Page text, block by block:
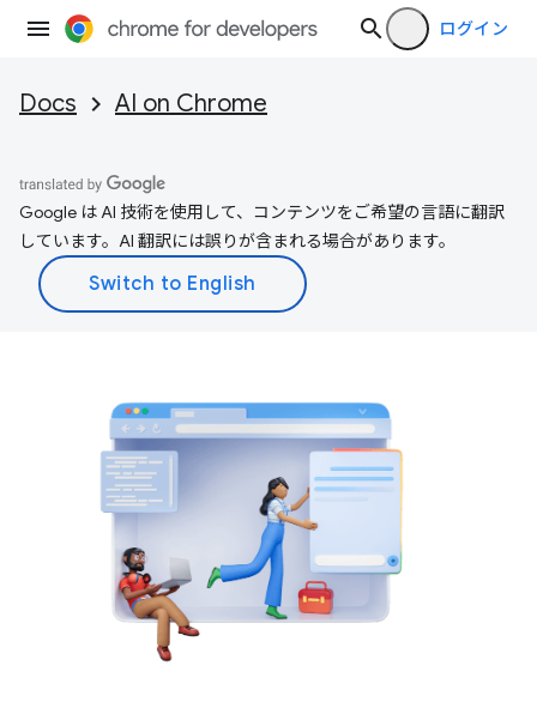
ログイン
Docs AI on Chrome
Google は AI 技術を使用して、コンテンツをご希望の言語に翻訳
しています。AI 翻訳には誤りが含まれる場合があります。